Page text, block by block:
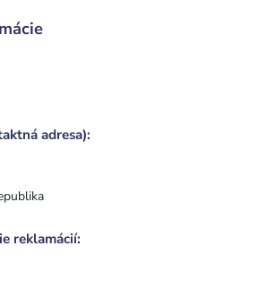
adresa):
reklamácií: